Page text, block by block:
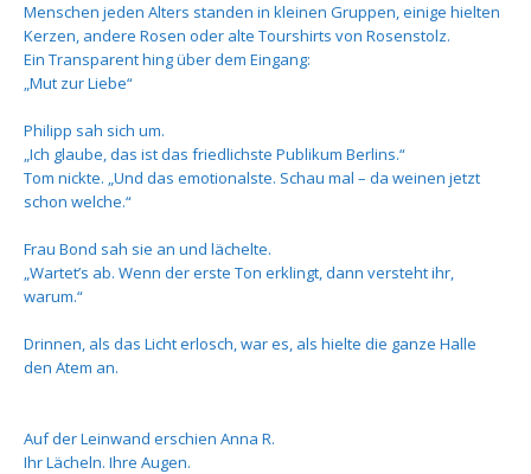
Menschen jeden Alters standen in kleinen Gruppen, einige hielten
Kerzen, andere Rosen oder alte Tourshirts von Rosenstolz.
Ein Transparent hing über dem Eingang:
„Mut zur Liebe“
Philipp sah sich um.
„Ich glaube, das ist das friedlichste Publikum Berlins.“
Tom nickte. „Und das emotionalste. Schau mal – da weinen jetzt
schon welche.“
Frau Bond sah sie an und lächelte.
„Wartet’s ab. Wenn der erste Ton erklingt, dann versteht ihr,
warum.“
Drinnen, als das Licht erlosch, war es, als hielte die ganze Halle
den Atem an.
Auf der Leinwand erschien Anna R.
Ihr Lächeln. Ihre Augen.